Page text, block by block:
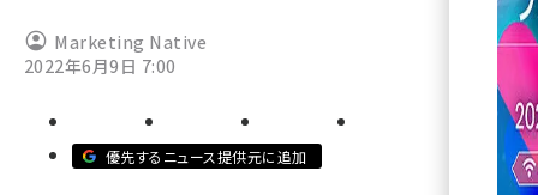
z世代 (1622)
meo (1275)
llmo (1163)
Marketing Native
2022年6月9日 7:00
優先するニュース提供元に追加